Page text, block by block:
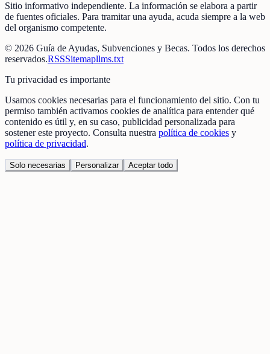
Sitio informativo independiente. La información se elabora a partir
de fuentes oficiales. Para tramitar una ayuda, acuda siempre a la web
del organismo competente.
© 2026 Guía de Ayudas, Subvenciones y Becas. Todos los derechos
reservados.RSSSitemapllms.txt
Tu privacidad es importante
Usamos cookies necesarias para el funcionamiento del sitio. Con tu
permiso también activamos cookies de analítica para entender qué
contenido es útil y, en su caso, publicidad personalizada para
sostener este proyecto. Consulta nuestra política de cookies y
política de privacidad.
Solo necesarias Personalizar Aceptar todo